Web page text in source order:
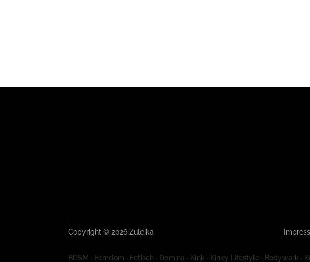
Copyright © 2026 Zuleika
BDSM · Femdom · Fetisch · Domina · Kink · Kinky Lifestyle · Bodywork